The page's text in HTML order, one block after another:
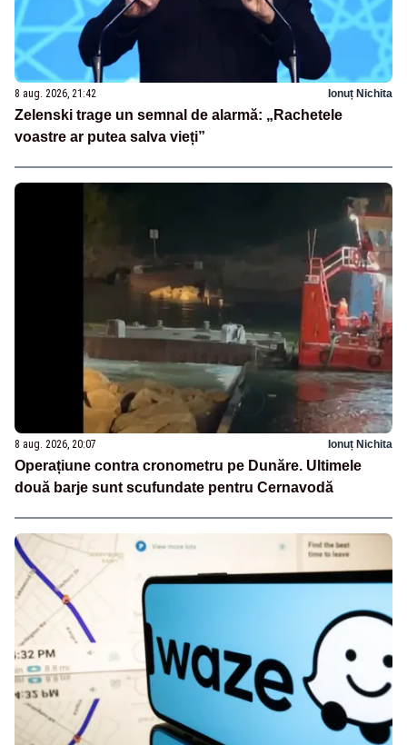
8 aug. 2026, 21:42 Ionuț Nichita
Zelenski trage un semnal de alarmă: „Rachetele
voastre ar putea salva vieți”
8 aug. 2026, 20:07 Ionuț Nichita
Operațiune contra cronometru pe Dunăre. Ultimele
două barje sunt scufundate pentru Cernavodă